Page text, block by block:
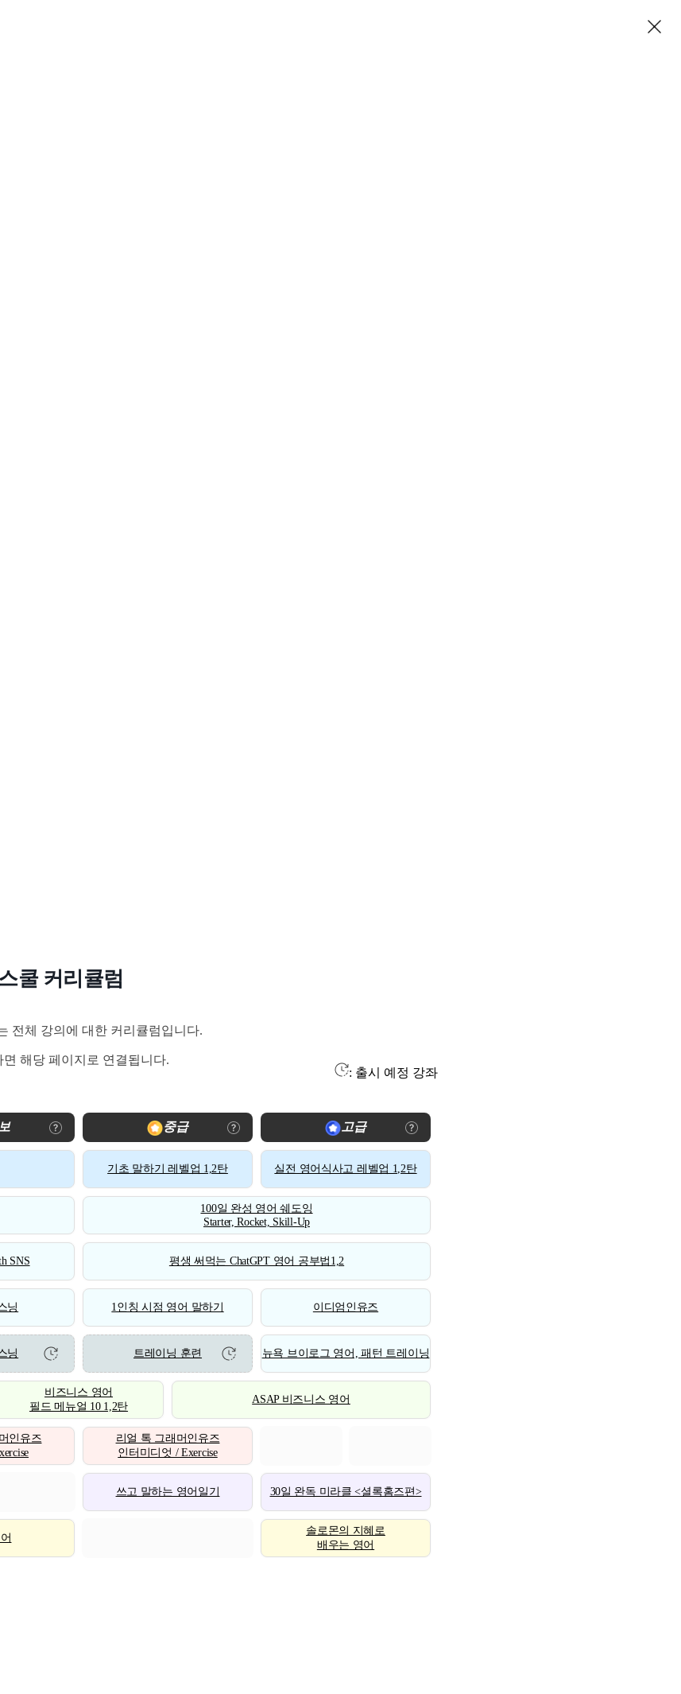
쿨 커리큘럼
전체 강의에 대한 커리큘럼입니다.
해당 페이지로 연결됩니다.
: 출시 예정 강좌
중급 고급
기초 말하기 레벨업 1,2탄 실전 영어식사고 레벨업 1,2탄
100일 완성 영어 쉐도잉
Starter, Rocket, Skill-Up
SNS 평생 써먹는 ChatGPT 영어 공부법1,2
닝 1인칭 시점 영어 말하기 이디엄인유즈
닝 트레이닝 훈련 뉴욕 브이로그 영어, 패턴 트레이닝
비즈니스 영어
필드 메뉴얼 10 1,2탄
ASAP 비즈니스 영어
인유즈
리얼 톡 그래머인유즈
인터미디엇 / Exercise
쓰고 말하는 영어일기 30일 완독 미라클 <셜록홈즈편>
솔로몬의 지혜로
배우는 영어